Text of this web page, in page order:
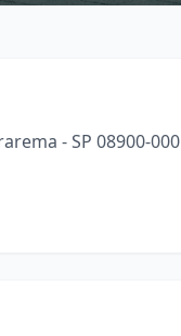
- SP 08900-000